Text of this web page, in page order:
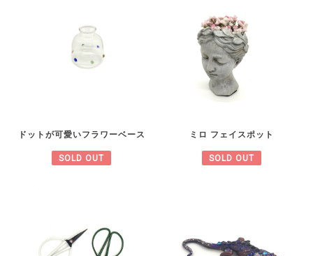
ドットが可愛いフラワーベース
SOLD OUT
ミロ フェイスポット
SOLD OUT